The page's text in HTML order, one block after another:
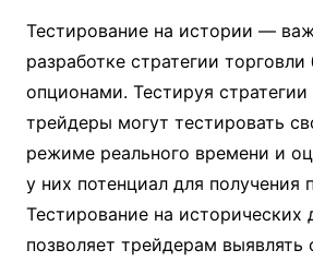
Тестирование на истории —
разработке стратегии
опционами. Тестируя
трейдеры могут тестировать
режиме реального времени и
у них потенциал для получения
Тестирование на исторических
позволяет трейдерам выявлять